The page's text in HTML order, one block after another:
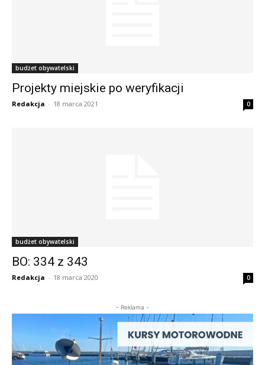
budżet obywatelski
Projekty miejskie po weryfikacji
Redakcja - 18 marca 2021 0
budżet obywatelski
BO: 334 z 343
Redakcja - 18 marca 2020 0
- Reklama -